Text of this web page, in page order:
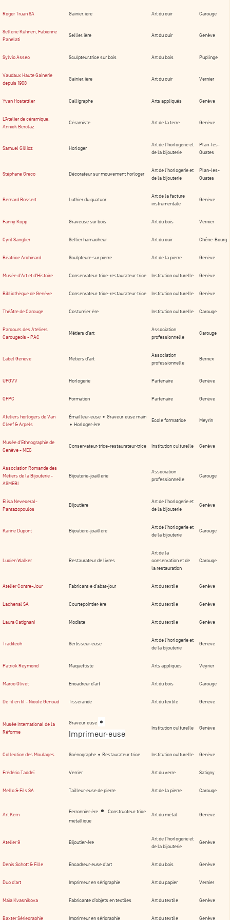
Roger Truan SA Gainier.ière Art du cuir Carouge
Sellerie Kühnen, Fabienne
Panelati
Sellier.ière Art du cuir Genève
Sylvio Asseo Sculpteur.trice sur bois Art du bois Puplinge
Vaudaux Haute Gainerie
depuis 1908
Gainier.ière Art du cuir Vernier
Yvan Hostettler Calligraphe Arts appliqués Genève
L’Atelier de céramique,
Annick Berclaz
Céramiste Art de la terre Genève
Samuel Gillioz Horloger
Art de l’horlogerie et
de la bijouterie
Plan-les-
Ouates
Stéphane Greco Décorateur sur mouvement horloger
Art de l’horlogerie et
de la bijouterie
Plan-les-
Ouates
Bernard Bossert Luthier du quatuor
Art de la facture
instrumentale
Genève
Fanny Kopp Graveuse sur bois Art du bois Vernier
Cyril Sanglier Sellier harnacheur Art du cuir Chêne-Bourg
Béatrice Archinard Sculpteure sur pierre Art de la pierre Genève
Musée d'Art et d'Histoire Conservateur·trice-restaurateur·trice Institution culturelle Genève
Bibliothèque de Genève Conservateur·trice-restaurateur·trice Institution culturelle Genève
Théâtre de Carouge Costumier·ère Institution culturelle Carouge
Parcours des Ateliers
Carougeois - PAC
Métiers d'art
Association
professionnelle
Carouge
Label Genève Métiers d'art
Association
professionnelle
Bernex
UFGVV Horlogerie Partenaire Genève
OFPC Formation Partenaire Genève
Ateliers horlogers de Van
Cleef & Arpels
Émailleur·euse • Graveur·euse main
• Horloger·ère
École formatrice Meyrin
Musée d'Ethnographie de
Genève - MEG
Conservateur·trice-restaurateur·trice Institution culturelle Genève
Association Romande des
Métiers de la Bijouterie -
ASMEBI
Bijouterie-joaillerie
Association
professionnelle
Carouge
Elisa Neveceral-
Pantazopoulos
Bijoutière
Art de l’horlogerie et
de la bijouterie
Genève
Karine Dupont Bijoutière-joaillère
Art de l’horlogerie et
de la bijouterie
Carouge
Lucien Walker Restaurateur de livres
Art de la
conservation et de
la restauration
Carouge
Atelier Contre-Jour Fabricant·e d'abat-jour Art du textile Genève
Lachenal SA Courtepointier·ère Art du textile Genève
Laura Catignani Modiste Art du textile Genève
Traditech Sertisseur·euse
Art de l'horlogerie et
de la bijouterie
Genève
Patrick Reymond Maquettiste Arts appliqués Veyrier
Marco Olivet Encadreur d'art Art du bois Carouge
De fil en fil - Nicole Genoud Tisserande Art du textile Genève
Musée International de la
Réforme
Graveur·euse •
Imprimeur·euse
Institution culturelle Genève
Collection des Moulages Scénographe • Restaurateur·trice Institution culturelle Genève
Frédéric Taddeï Verrier Art du verre Satigny
Mello & Fils SA Tailleur·euse de pierre Art de la pierre Carouge
Art Kern Ferronnier·ère •
Constructeur·trice
métallique
Art du métal Genève
Atelier 9 Bijoutier·ère
Art de l'horlogerie et
de la bijouterie
Genève
Denis Schott & Fille Encadreur·euse d'art Art du bois Genève
Duo d'art Imprimeur en sérigraphie Art du papier Vernier
Maïa Kvasnikova Fabricante d’objets en textiles Art du textile Genève
Baxter Sériegraphie Imprimeur en sérigraphie Art du textile Genève